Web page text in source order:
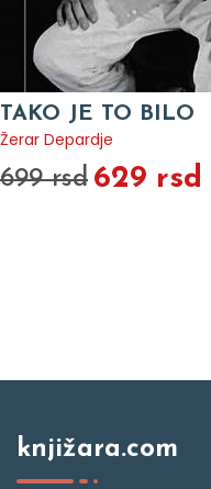
TAKO JE TO BILO
Žerar Depardje
699 rsd 629 rsd
knjižara.com